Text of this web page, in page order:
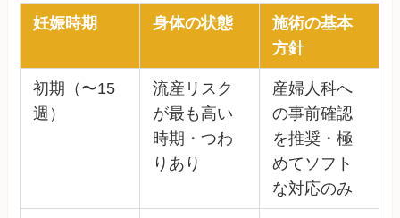
妊娠時期 身体の状態
施術の基本
方針
初期（〜15
週）
流産リスク
が最も高い
時期・つわ
りあり
産婦人科へ
の事前確認
を推奨・極
めてソフト
な対応のみ